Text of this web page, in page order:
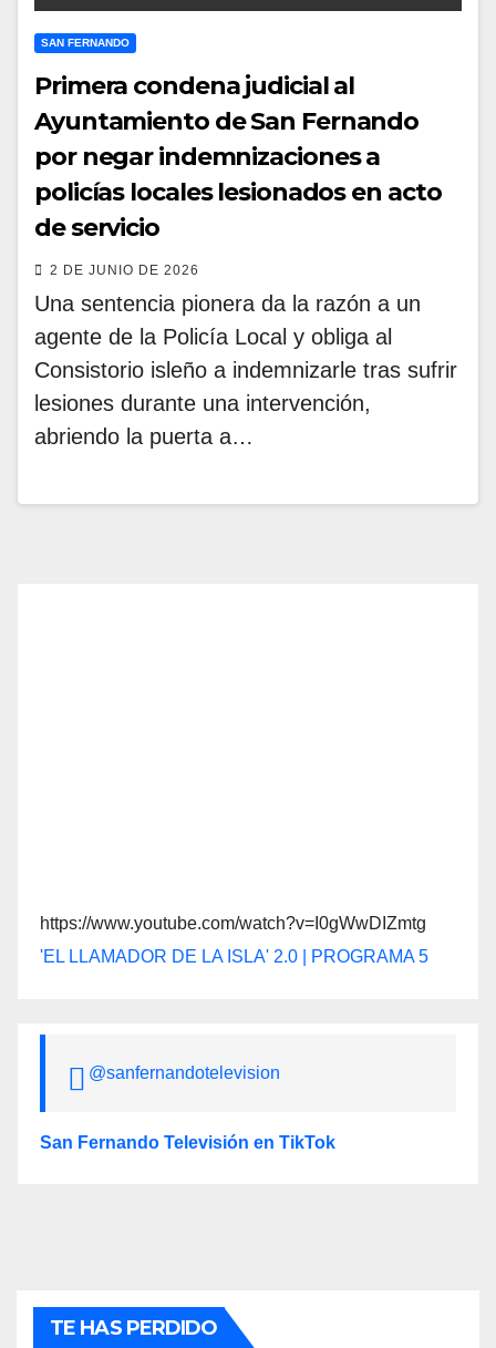
SAN FERNANDO
Primera condena judicial al
Ayuntamiento de San Fernando
por negar indemnizaciones a
policías locales lesionados en acto
de servicio
2 DE JUNIO DE 2026
Una sentencia pionera da la razón a un
agente de la Policía Local y obliga al
Consistorio isleño a indemnizarle tras sufrir
lesiones durante una intervención,
abriendo la puerta a…
https://www.youtube.com/watch?v=I0gWwDIZmtg
'EL LLAMADOR DE LA ISLA' 2.0 | PROGRAMA 5
@sanfernandotelevision
San Fernando Televisión en TikTok
TE HAS PERDIDO